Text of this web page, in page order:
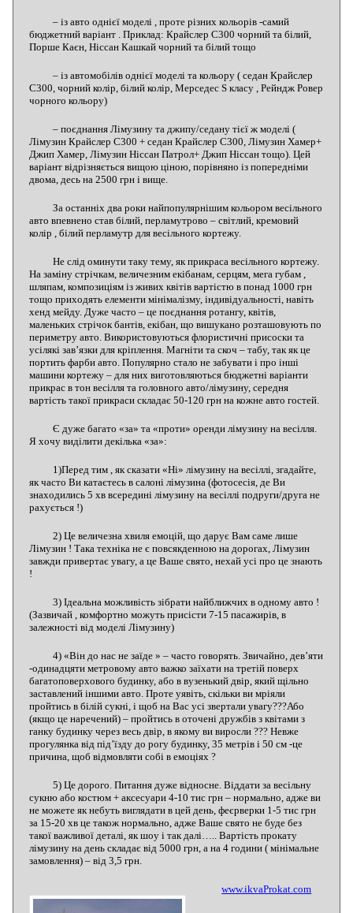
– із авто однієї моделі , проте різних кольорів -самий
бюджетний варіант . Приклад: Крайслер С300 чорний та білий,
Порше Каєн, Ніссан Кашкай чорний та білий тощо
– із автомобілів однієї моделі та кольору ( седан Крайслер
С300, чорний колір, білий колір, Мерседес S класу , Рейндж Ровер
чорного кольору)
– поєднання Лімузину та джипу/седану тієї ж моделі (
Лімузин Крайслер С300 + седан Крайслер С300, Лімузин Хамер+
Джип Хамер, Лімузин Ніссан Патрол+ Джип Ніссан тощо). Цей
варіант відрізняється вищою ціною, порівняно із попередніми
двома, десь на 2500 грн і вище.
За останніх два роки найпопулярнішим кольором весільного
авто впевнено став білий, перламутрово – світлий, кремовий
колір , білий перламутр для весільного кортежу.
Не слід оминути таку тему, як прикраса весільного кортежу.
На заміну стрічкам, величезним екібанам, серцям, мега губам ,
шляпам, композиціям із живих квітів вартістю в понад 1000 грн
тощо приходять елементи мінімалізму, індивідуальності, навіть
хенд мейду. Дуже часто – це поєднання ротангу, квітів,
маленьких стрічок бантів, екібан, що вишукано розташовують по
периметру авто. Використовуються флористичні присоски та
усілякі зав’язки для кріплення. Магніти та скоч – табу, так як це
портить фарби авто. Популярно стало не забувати і про інші
машини кортежу – для них виготовляються бюджетні варіанти
прикрас в тон весілля та головного авто/лімузину, середня
вартість такої прикраси складає 50-120 грн на кожне авто гостей.
Є дуже багато «за» та «проти» оренди лімузину на весілля.
Я хочу виділити декілька «за»:
1)Перед тим , як сказати «Ні» лімузину на весіллі, згадайте,
як часто Ви катаєтесь в салоні лімузина (фотосесія, де Ви
знаходились 5 хв всередині лімузину на весіллі подруги/друга не
рахується !)
2) Це величезна хвиля емоцій, що дарує Вам саме лише
Лімузин ! Така техніка не є повсякденною на дорогах, Лімузин
завжди привертає увагу, а це Ваше свято, нехай усі про це знають
!
3) Ідеальна можливість зібрати найближчих в одному авто !
(Зазвичай , комфортно можуть присісти 7-15 пасажирів, в
залежності від моделі Лімузину)
4) «Він до нас не заїде » – часто говорять. Звичайно, дев’яти
-одинадцяти метровому авто важко заїхати на третій поверх
багатоповерхового будинку, або в вузенький двір, який щільно
заставлений іншими авто. Проте уявіть, скільки ви мріяли
пройтись в білій сукні, і щоб на Вас усі звертали увагу???Або
(якщо це наречений) – пройтись в оточені дружбів з квітами з
ганку будинку через весь двір, в якому ви виросли ??? Невже
прогулянка від під’їзду до рогу будинку, 35 метрів і 50 см -це
причина, щоб відмовляти собі в емоціях ?
5) Це дорого. Питання дуже відносне. Віддати за весільну
сукню або костюм + аксесуари 4-10 тис грн – нормально, адже ви
не можете як небуть виглядати в цей день, феєрверки 1-5 тис грн
за 15-20 хв це також нормально, адже Ваше свято не буде без
такої важливої деталі, як шоу і так далі….. Вартість прокату
лімузину на день складає від 5000 грн, а на 4 години ( мінімальне
замовлення) – від 3,5 грн.
www.ikvaProkat.com